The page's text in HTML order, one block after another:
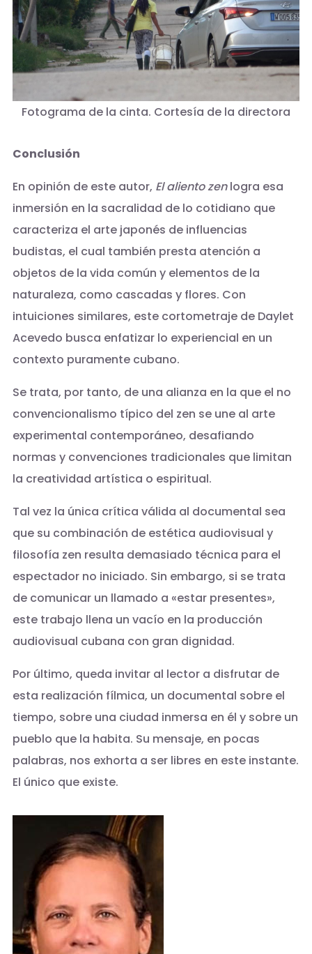
Fotograma de la cinta. Cortesía de la directora
Conclusión
En opinión de este autor, El aliento zenlogra esa
inmersión en la sacralidad de lo cotidiano que
caracteriza el arte japonés de influencias
budistas, el cual también presta atención a
objetos de la vida común y elementos de la
naturaleza, como cascadas y flores. Con
intuiciones similares, este cortometraje de Daylet
Acevedo busca enfatizar lo experiencial en un
contexto puramente cubano.
Se trata, por tanto, de una alianza en la que el no
convencionalismo típico del zen se une al arte
experimental contemporáneo, desafiando
normas y convenciones tradicionales que limitan
la creatividad artística o espiritual.
Tal vez la única crítica válida al documental sea
que su combinación de estética audiovisual y
filosofía zen resulta demasiado técnica para el
espectador no iniciado. Sin embargo, si se trata
de comunicar un llamado a «estar presentes»,
este trabajo llena un vacío en la producción
audiovisual cubana con gran dignidad.
Por último, queda invitar al lector a disfrutar de
esta realización fílmica, un documental sobre el
tiempo, sobre una ciudad inmersa en él y sobre un
pueblo que la habita. Su mensaje, en pocas
palabras, nos exhorta a ser libres en este instante.
El único que existe.